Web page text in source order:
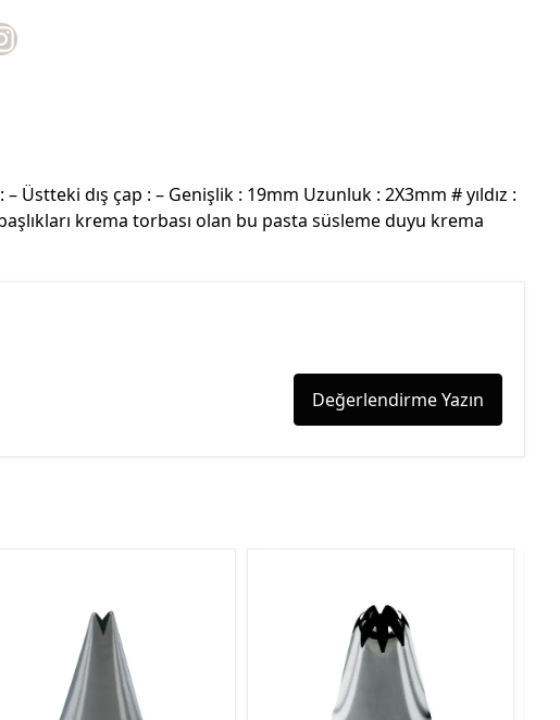
Üstteki dış çap : – Genişlik : 19mm Uzunluk : 2X3mm # yıldız :
krema torbası olan bu pasta süsleme duyu krema
Değerlendirme Yazın